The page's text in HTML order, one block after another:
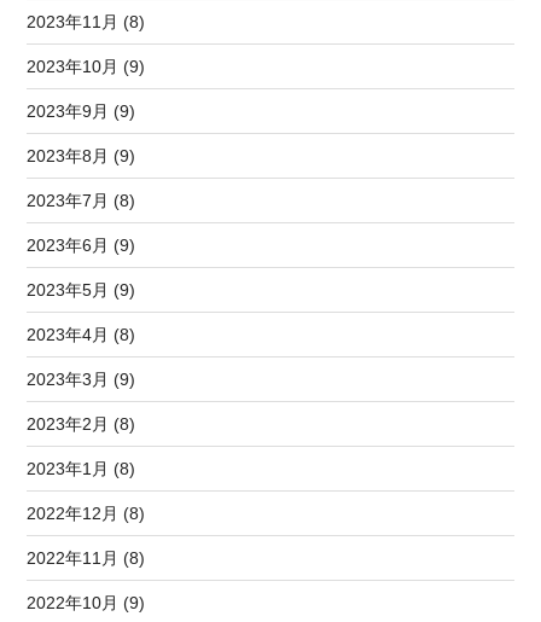
2023年11月 (8)
2023年10月 (9)
2023年9月 (9)
2023年8月 (9)
2023年7月 (8)
2023年6月 (9)
2023年5月 (9)
2023年4月 (8)
2023年3月 (9)
2023年2月 (8)
2023年1月 (8)
2022年12月 (8)
2022年11月 (8)
2022年10月 (9)